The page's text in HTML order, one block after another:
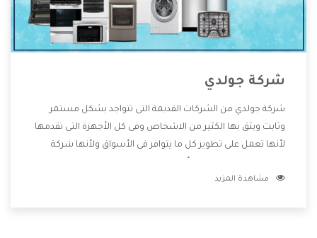
شركة جولدي
شركة جولدي من الشركات القديمة التى تتواجد بشكل مستمر
وثابت ويثق بها الكثير من الاشخاص وفى كل الأجهزة التى تقدمها
لأنها تعمل على تطوير كل ما يتوافر فى الأسواق ولأنها شركة
وتقدم للعملاء أقوى العروض والخصومات التى تسهل على
مشاهدة المزيد